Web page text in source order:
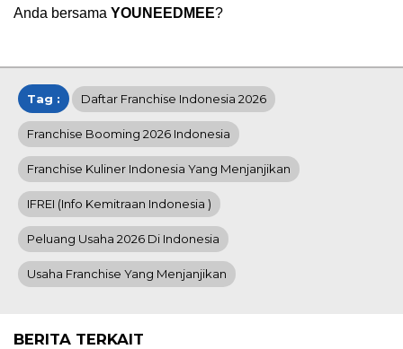
Anda bersama YOUNEEDMEE?
Tag : Daftar Franchise Indonesia 2026
Franchise Booming 2026 Indonesia
Franchise Kuliner Indonesia Yang Menjanjikan
IFREI (info Kemitraan Indonesia )
Peluang Usaha 2026 Di Indonesia
Usaha Franchise Yang Menjanjikan
BERITA TERKAIT